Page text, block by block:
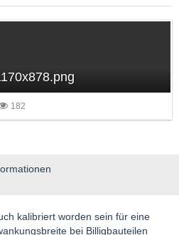
182
kalibriert worden sein für eine
bei Billigbauteilen